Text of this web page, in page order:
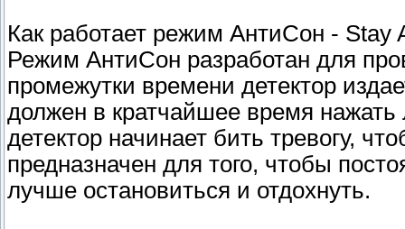
Как работает режим АнтиСон - Stay
Режим АнтиСон разработан для
промежутки времени детектор
должен в кратчайшее время
детектор начинает бить тревогу,
предназначен для того, чтобы
лучше остановиться и отдохнуть.